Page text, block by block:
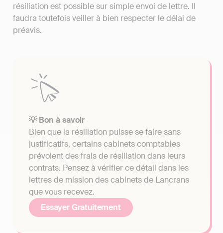
résiliation est possible sur simple envoi de lettre. Il
faudra toutefois veiller à bien respecter le délai de
préavis.
💡 Bon à savoir
Bien que la résiliation puisse se faire sans
justificatifs, certains cabinets comptables
prévoient des frais de résiliation dans leurs
contrats. Pensez à vérifier ce détail dans les
lettres de mission des cabinets de Lancrans
que vous recevez.
Essayer Gratuitement